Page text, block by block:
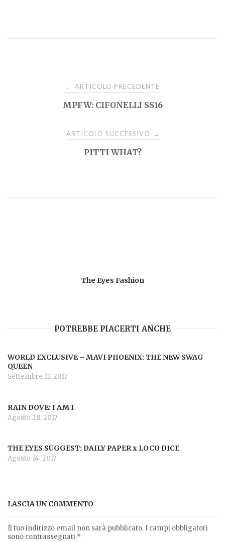
Navigazione
← ARTICOLO PRECEDENTE
MPFW: CIFONELLI SS16
ARTICOLO SUCCESSIVO →
PITTI WHAT?
The Eyes Fashion
POTREBBE PIACERTI ANCHE
WORLD EXCLUSIVE – MAVI PHOENIX: THE NEW SWAG
QUEEN
Settembre 11, 2017
RAIN DOVE: I AM I
Agosto 28, 2017
THE EYES SUGGEST: DAILY PAPER x LOCO DICE
Agosto 14, 2017
LASCIA UN COMMENTO
Il tuo indirizzo email non sarà pubblicato. I campi obbligatori
sono contrassegnati *